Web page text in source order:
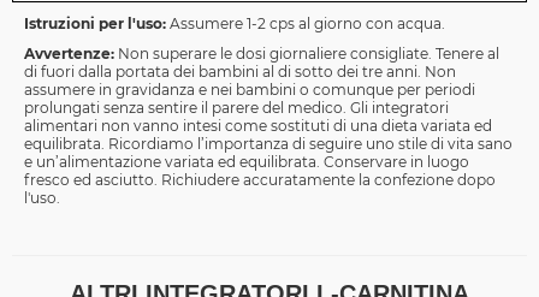
Istruzioni per l'uso: Assumere 1-2 cps al giorno con acqua.
Avvertenze: Non superare le dosi giornaliere consigliate. Tenere al
di fuori dalla portata dei bambini al di sotto dei tre anni. Non
assumere in gravidanza e nei bambini o comunque per periodi
prolungati senza sentire il parere del medico. Gli integratori
alimentari non vanno intesi come sostituti di una dieta variata ed
equilibrata. Ricordiamo l’importanza di seguire uno stile di vita sano
e un’alimentazione variata ed equilibrata. Conservare in luogo
fresco ed asciutto. Richiudere accuratamente la confezione dopo
l'uso.